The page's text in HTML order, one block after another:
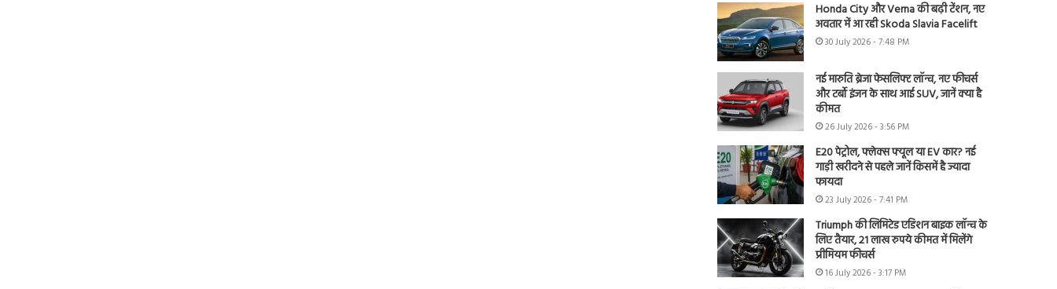
Honda City और Verna की बढ़ी टेंशन, नए
अवतार में आ रही Skoda Slavia Facelift
30 July 2026 - 7:48 PM
नई मारुति ब्रेजा फेसलिफ्ट लॉन्च, नए फीचर्स
और टर्बो इंजन के साथ आई SUV, जानें क्या है
कीमत
26 July 2026 - 3:56 PM
E20 पेट्रोल, फ्लेक्स फ्यूल या EV कार? नई
गाड़ी खरीदने से पहले जानें किसमें है ज्यादा
फायदा
23 July 2026 - 7:41 PM
Triumph की लिमिटेड एडिशन बाइक लॉन्च के
लिए तैयार, 21 लाख रुपये कीमत में मिलेंगे
प्रीमियम फीचर्स
16 July 2026 - 3:17 PM